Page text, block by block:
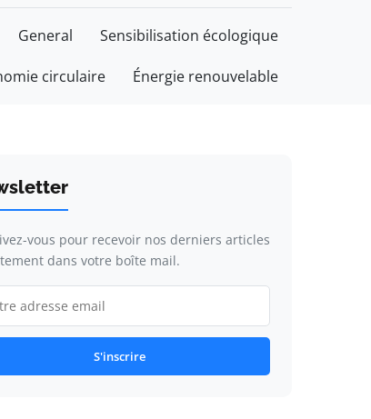
General Sensibilisation écologique
circulaire Énergie renouvelable
vous pour recevoir nos derniers articles
dans votre boîte mail.
S'inscrire